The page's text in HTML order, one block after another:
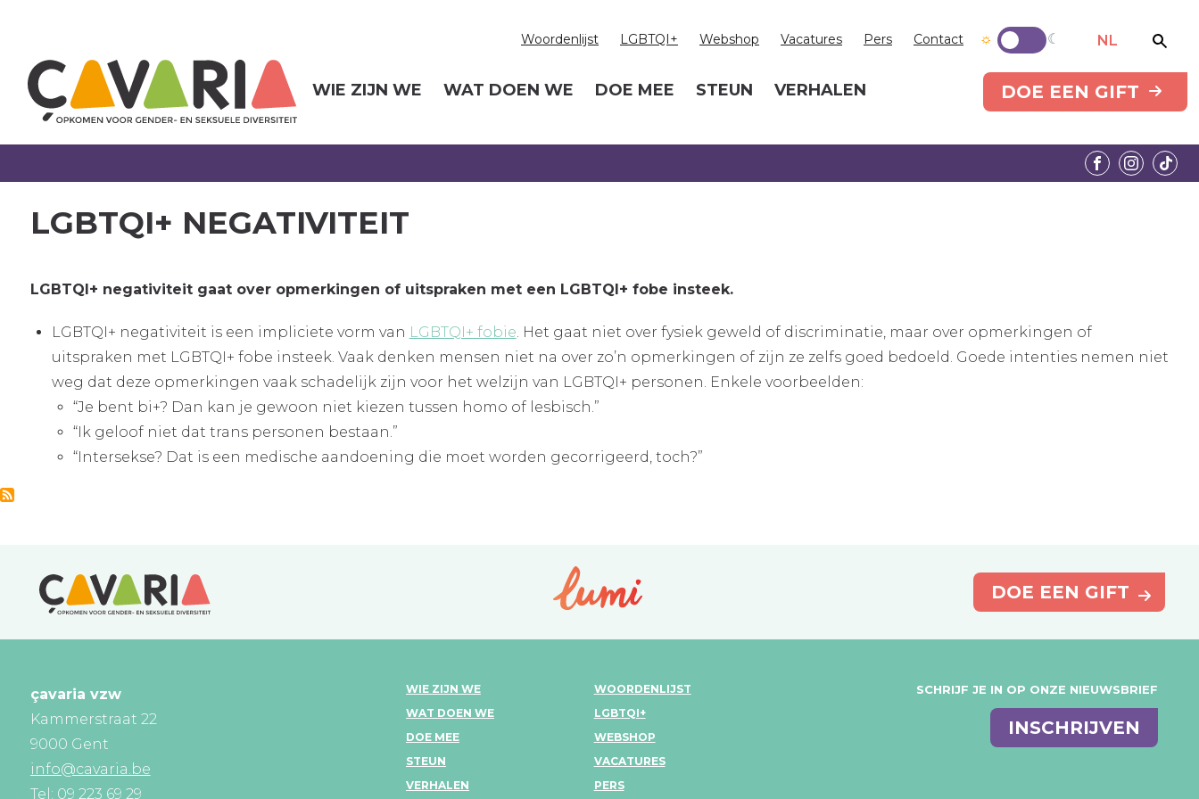
inhoud
gaan
Woordenlijst LGBTQI+ Webshop Vacatures Pers Contact NL
WIE ZIJN WE WAT DOEN WE DOE MEE STEUN VERHALEN DOE EEN GIFT
LGBTQI+ NEGATIVITEIT
LGBTQI+ negativiteit gaat over opmerkingen of uitspraken met een LGBTQI+ fobe insteek.
LGBTQI+ negativiteit is een impliciete vorm van LGBTQI+ fobie. Het gaat niet over fysiek geweld of discriminatie, maar over opmerkingen of
uitspraken met LGBTQI+ fobe insteek. Vaak denken mensen niet na over zo’n opmerkingen of zijn ze zelfs goed bedoeld. Goede intenties nemen niet
weg dat deze opmerkingen vaak schadelijk zijn voor het welzijn van LGBTQI+ personen. Enkele voorbeelden:
“Je bent bi+? Dan kan je gewoon niet kiezen tussen homo of lesbisch.”
“Ik geloof niet dat trans personen bestaan.”
“Intersekse? Dat is een medische aandoening die moet worden gecorrigeerd, toch?”
DOE EEN GIFT
çavaria vzw
Kammerstraat 22
9000 Gent
info@cavaria.be
Tel: 09 223 69 29
WIE ZIJN WE
WAT DOEN WE
DOE MEE
STEUN
VERHALEN
WOORDENLIJST
LGBTQI+
WEBSHOP
VACATURES
PERS
SCHRIJF JE IN OP ONZE NIEUWSBRIEF
E-
mail
INSCHRIJVEN